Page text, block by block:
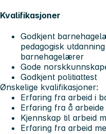
Kvalifikasjoner
Godkjent
pedagogisk
barnehagelærer
Gode
Godkjent politiattest
Ønskelige kvalifikasjoner:
Erfaring fra arbeid i
Erfaring fra å
Kjennskap til arbeid
Erfaring fra arbeid